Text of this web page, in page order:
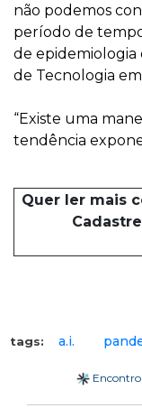
não podemos
período de
de
de Tecnologia
“Existe uma
tendência
Quer ler mais
tags: a.i.